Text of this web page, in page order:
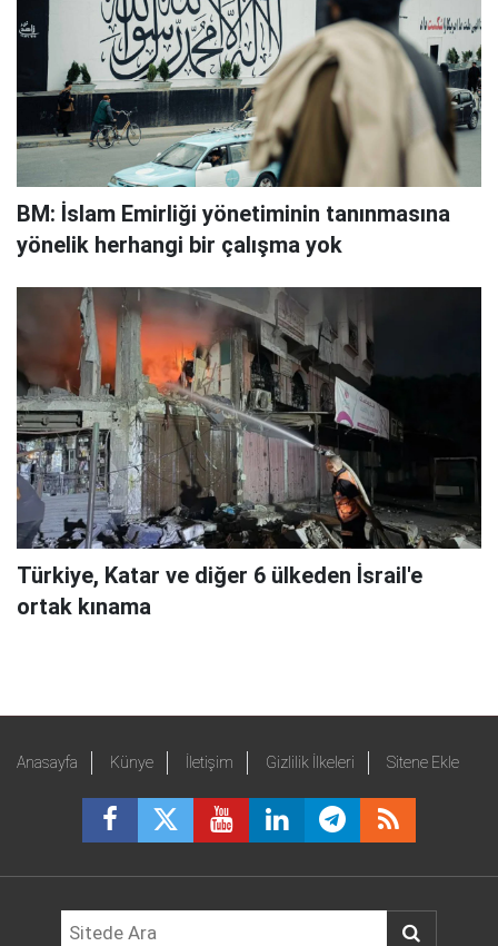
BM: İslam Emirliği yönetiminin tanınmasına
yönelik herhangi bir çalışma yok
Türkiye, Katar ve diğer 6 ülkeden İsrail'e
ortak kınama
Anasayfa Künye İletişim Gizlilik İlkeleri Sitene Ekle